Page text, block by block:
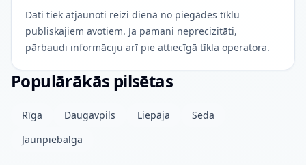
Dati tiek atjaunoti reizi dienā no piegādes tīklu
publiskajiem avotiem. Ja pamani neprecizitāti,
pārbaudi informāciju arī pie attiecīgā tīkla operatora.
Populārākās pilsētas
Rīga Daugavpils Liepāja
Seda
Jaunpiebalga